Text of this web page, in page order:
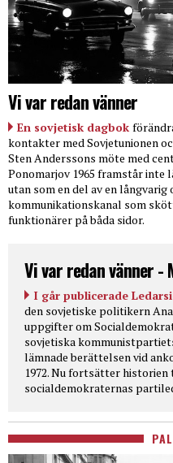
Vi var redan vänner
En sovjetisk dagbok
kontakter med Sovjetunionen
Sten Anderssons möte med
Ponomarjov 1965 framstår inte
utan som en del av en
kommunikationskanal som
funktionärer på båda sidor.
Vi var redan vänner -
I går publicerade
den sovjetiske politikern
uppgifter om
sovjetiska
lämnade berättelsen vid
1972. Nu fortsätter
socialdemokraternas